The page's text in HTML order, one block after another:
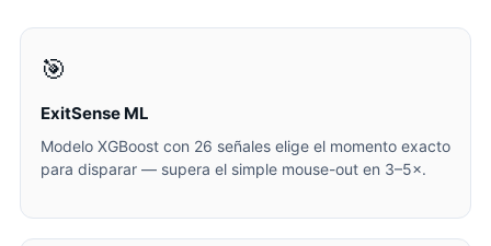
🎯
ExitSense ML
Modelo XGBoost con 26 señales elige el momento exacto
para disparar — supera el simple mouse-out en 3–5×.